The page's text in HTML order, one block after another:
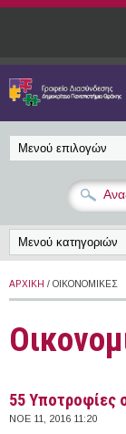
Παράκαμψη προς το
ΑΡΧΙΚΉ / ΟΙΚΟΝΟΜΙΚΈΣ
55 Υποτροφίες
ΝΟΕ 11, 2016 11:20